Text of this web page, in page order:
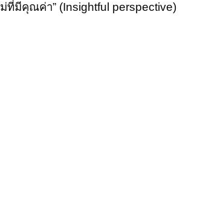
ม่ที่มีคุณค่า” (Insightful perspective)